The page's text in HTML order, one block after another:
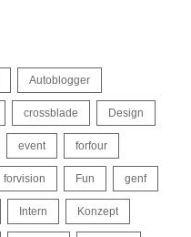
Autoblogger
crossblade Design
event forfour
forvision Fun genf
Intern Konzept